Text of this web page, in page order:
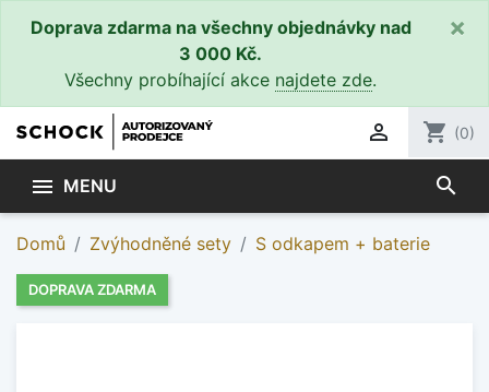
Doprava zdarma na všechny objednávky nad
3 000 Kč.
Všechny probíhající akce najdete zde.
×
 shopping_cart (0)
 MENU search
Domů Zvýhodněné sety S odkapem + baterie
DOPRAVA ZDARMA